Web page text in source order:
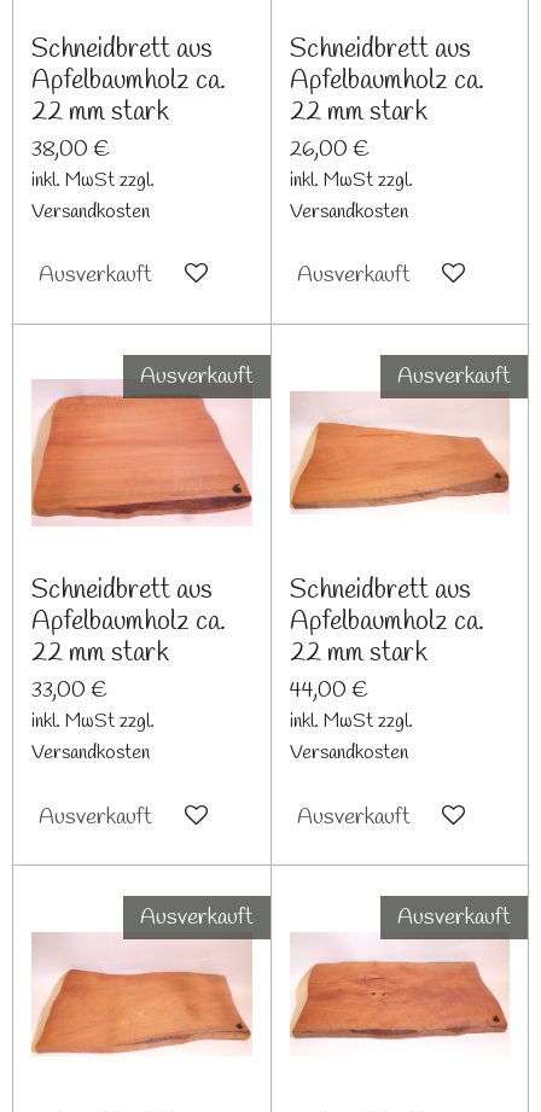
Schneidbrett aus
Apfelbaumholz ca.
22 mm stark
38,00 €
inkl. MwSt zzgl.
Versandkosten
Ausverkauft
Schneidbrett aus
Apfelbaumholz ca.
22 mm stark
26,00 €
inkl. MwSt zzgl.
Versandkosten
Ausverkauft
Ausverkauft
Schneidbrett aus
Apfelbaumholz ca.
22 mm stark
33,00 €
inkl. MwSt zzgl.
Versandkosten
Ausverkauft
Ausverkauft
Schneidbrett aus
Apfelbaumholz ca.
22 mm stark
44,00 €
inkl. MwSt zzgl.
Versandkosten
Ausverkauft
Ausverkauft Ausverkauft